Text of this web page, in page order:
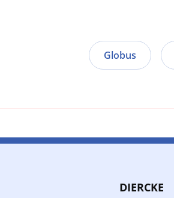
Globus
DIERCKE